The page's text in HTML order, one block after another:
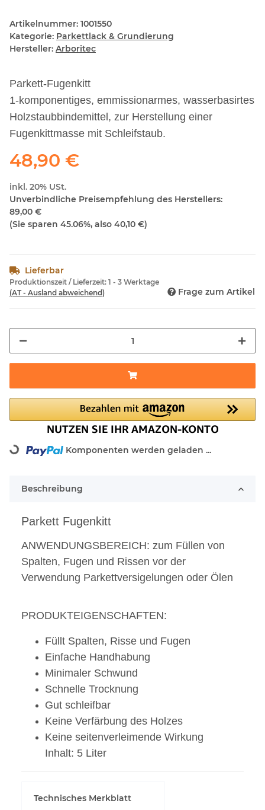
Artikelnummer: 1001550
Kategorie: Parkettlack & Grundierung
Hersteller: Arboritec
Parkett-Fugenkitt
1-komponentiges, emmissionarmes, wasserbasirtes
Holzstaubbindemittel, zur Herstellung einer
Fugenkittmasse mit Schleifstaub.
48,90 €
inkl. 20% USt.
Unverbindliche Preisempfehlung des Herstellers:
89,00 €
(Sie sparen 45.06%, also 40,10 €)
Lieferbar
Produktionszeit / Lieferzeit: 1 - 3 Werktage
(AT - Ausland abweichend)
Frage zum Artikel
Loading... Komponenten werden geladen ...
Beschreibung
Parkett Fugenkitt
ANWENDUNGSBEREICH: zum Füllen von
Spalten, Fugen und Rissen vor der
Verwendung Parkettversigelungen oder Ölen
PRODUKTEIGENSCHAFTEN:
Füllt Spalten, Risse und Fugen
Einfache Handhabung
Minimaler Schwund
Schnelle Trocknung
Gut schleifbar
Keine Verfärbung des Holzes
Keine seitenverleimende Wirkung
Inhalt: 5 Liter
Technisches Merkblatt